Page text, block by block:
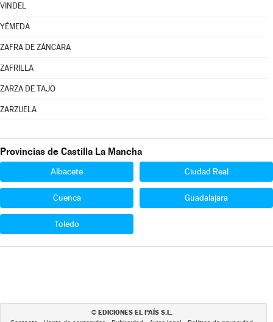
VINDEL
YÉMEDA
ZAFRA DE ZÁNCARA
ZAFRILLA
ZARZA DE TAJO
ZARZUELA
Provincias de Castilla La Mancha
Albacete Ciudad Real
Cuenca Guadalajara
Toledo
© EDICIONES EL PAÍS S.L.